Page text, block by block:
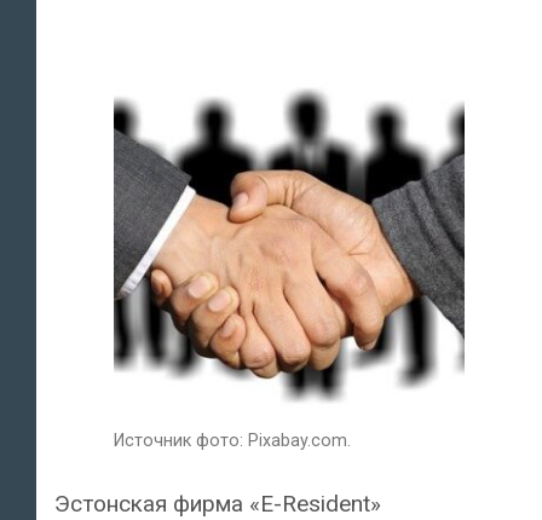
Источник фото: Pixabay.com.
Эстонская фирма «E-Resident»